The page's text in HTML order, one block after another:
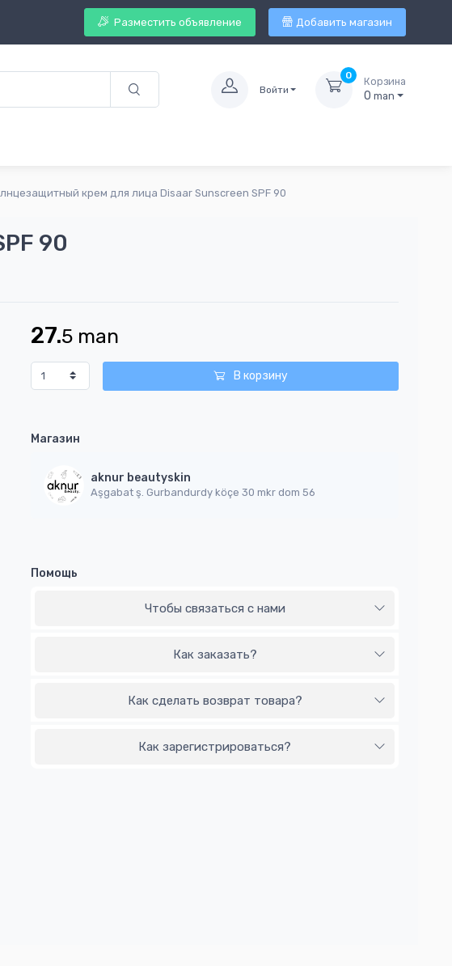
Разместить объявление Добавить магазин
Войти
0
Корзина
0 man
крем для лица Disaar Sunscreen SPF 90
90
27.5 man
В корзину
Магазин
aknur beautyskin
Aşgabat ş. Gurbandurdy köçe 30 mkr dom 56
Помощь
Чтобы связаться с нами
Как заказать?
Как сделать возврат товара?
Как зарегистрироваться?